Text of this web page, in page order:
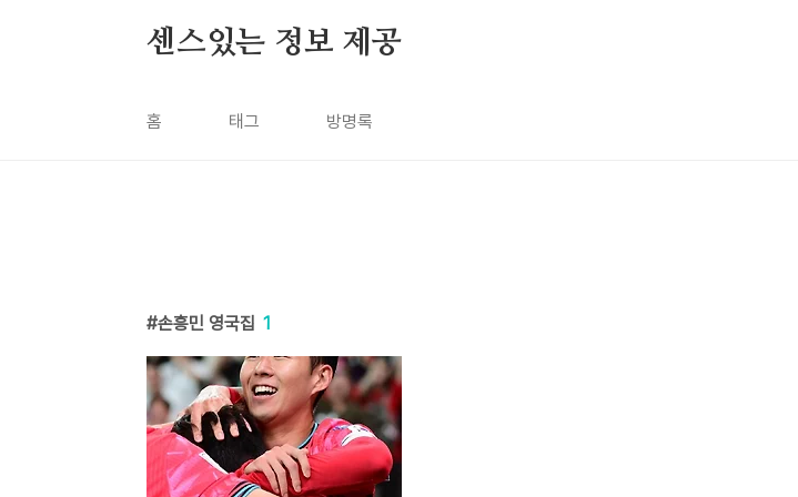
센스있는 정보 제공
홈 태그 방명록
손흥민 영국집 1